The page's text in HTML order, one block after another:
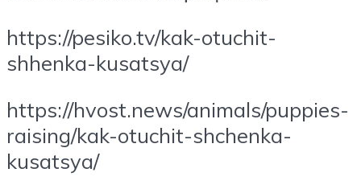
https://pesiko.tv/kak-otuchit-
shhenka-kusatsya/
https://hvost.news/animals/puppies-
raising/kak-otuchit-shchenka-
kusatsya/